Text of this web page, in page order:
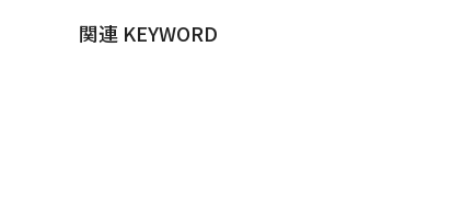
関連 KEYWORD